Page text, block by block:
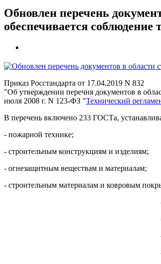
Обновлен перечень
обеспечивается соблюдение
Приказ Росстандарта от 17.04.2019 N 832
"Об утверждении перечня документов в
июля 2008 г. N 123-ФЗ "Технический
В перечень включено 233 ГОСТа,
- пожарной технике;
- строительным конструкциям и изделиям;
- огнезащитным веществам и материалам;
- строительным материалам и ковровым